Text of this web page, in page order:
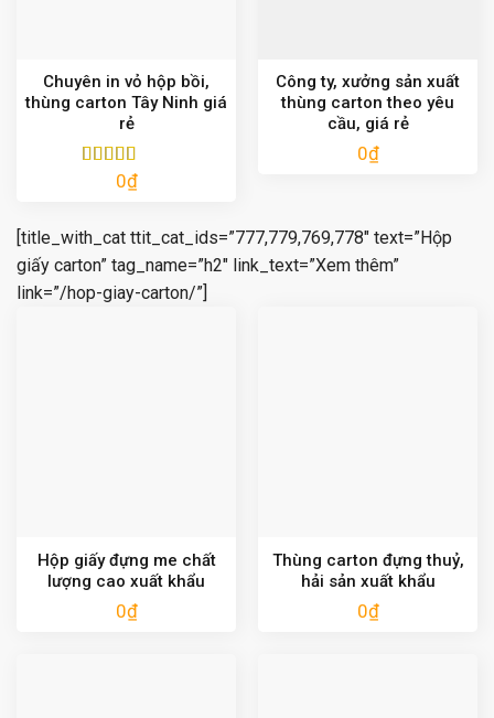
Chuyên in vỏ hộp bồi,
thùng carton Tây Ninh giá
rẻ
Được xếp
0₫
Công ty, xưởng sản xuất
thùng carton theo yêu
cầu, giá rẻ
0₫
[title_with_cat ttit_cat_ids=”777,779,769,778″ text=”Hộp
giấy carton” tag_name=”h2″ link_text=”Xem thêm”
link=”/hop-giay-carton/”]
Hộp giấy đựng me chất
lượng cao xuất khẩu
0₫
Thùng carton đựng thuỷ,
hải sản xuất khẩu
0₫